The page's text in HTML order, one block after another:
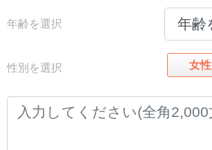
年齢を選択
性別を選択 女性